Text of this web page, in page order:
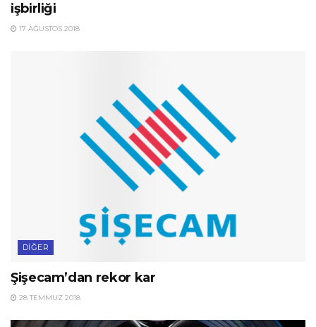
işbirliği
17 AĞUSTOS 2018
DIĞER
Şişecam’dan rekor kar
28 TEMMUZ 2018